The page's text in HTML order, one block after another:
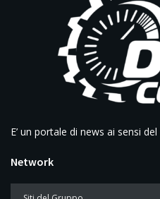
E’ un portale di news ai sensi
Network